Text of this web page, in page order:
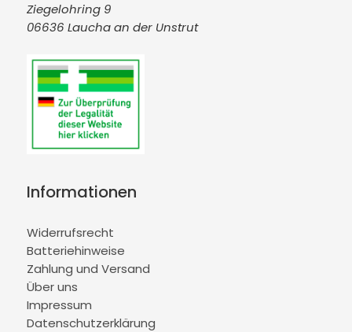
Ziegelohring 9
06636 Laucha an der Unstrut
Informationen
Widerrufsrecht
Batteriehinweise
Zahlung und Versand
Über uns
Impressum
Datenschutzerklärung